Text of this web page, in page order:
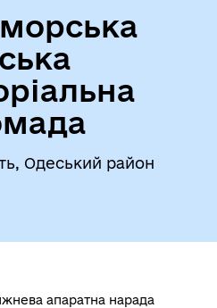
Одеський район
апаратна нарада